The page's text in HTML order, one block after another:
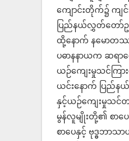
ကျောင်းတိုက်၌ ကျင်
ပြည်နယ်လွှတ်တော်ဥ
ထို့နောက် နမောတဿ
ပဓာနနာယက ဆရာ
ယဉ်ကျေးမှုသင်ကြာ
ယင်းနောက် ပြည်နယ်
နှင့်ယဉ်ကျေးမှုသင်တ
မွန်လူမျိုးတို့၏ စာပေ
စာပေနှင့် ဗုဒ္ဓဘာ